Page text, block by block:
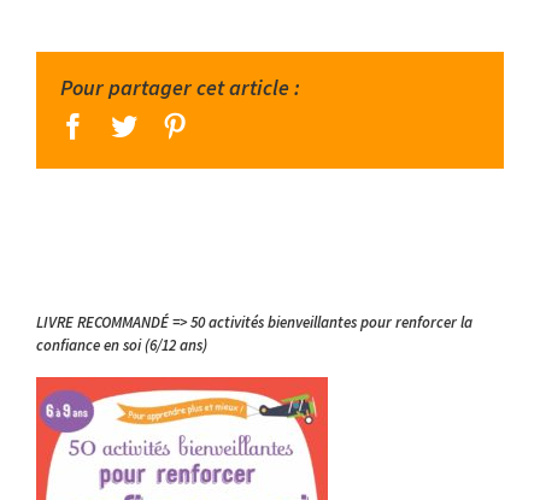
Pour partager cet article :
facebook
twitter
LIVRE RECOMMANDÉ => 50 activités bienveillantes pour renforcer la
confiance en soi (6/12 ans)